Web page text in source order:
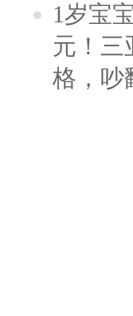
1岁宝
元！三
格，吵